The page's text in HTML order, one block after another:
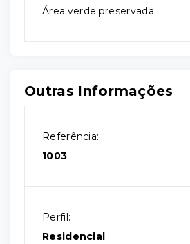
Área verde preservada
Outras Informações
Referência:
1003
Perfil:
Residencial